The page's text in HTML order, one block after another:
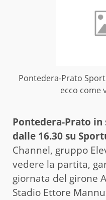
Pontedera-Prato
ecco come
Pontedera-Prato
dalle 16.30 su
Channel, gruppo
vedere la partita,
giornata del girone
Stadio Ettore